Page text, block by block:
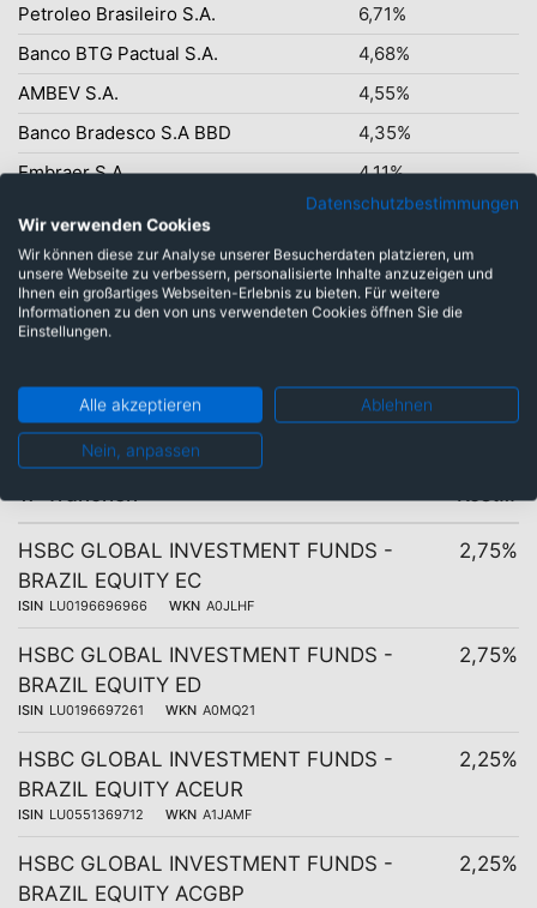
Petroleo Brasileiro S.A.
6,71%
Banco BTG Pactual S.A.
4,68%
AMBEV S.A.
4,55%
Banco Bradesco S.A BBD
4,35%
Embraer S.A.
4,11%
Cia Saneam. Bás. Est.São Paulo
3,66%
unterschiedlichen Kosten
17 Tranchen Kosten
HSBC GLOBAL INVESTMENT FUNDS -
BRAZIL EQUITY EC
ISIN LU0196696966 WKN A0JLHF
2,75%
HSBC GLOBAL INVESTMENT FUNDS -
BRAZIL EQUITY ED
ISIN LU0196697261 WKN A0MQ21
2,75%
HSBC GLOBAL INVESTMENT FUNDS -
BRAZIL EQUITY ACEUR
ISIN LU0551369712 WKN A1JAMF
2,25%
HSBC GLOBAL INVESTMENT FUNDS -
BRAZIL EQUITY ACGBP
2,25%
Datenschutzbestimmungen
Wir verwenden Cookies
Wir können diese zur Analyse unserer Besucherdaten platzieren, um
unsere Webseite zu verbessern, personalisierte Inhalte anzuzeigen und
Ihnen ein großartiges Webseiten-Erlebnis zu bieten. Für weitere
Informationen zu den von uns verwendeten Cookies öffnen Sie die
Einstellungen.
Alle akzeptieren Ablehnen
Nein, anpassen